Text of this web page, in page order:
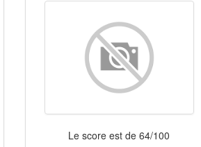
Le score est de 64/100